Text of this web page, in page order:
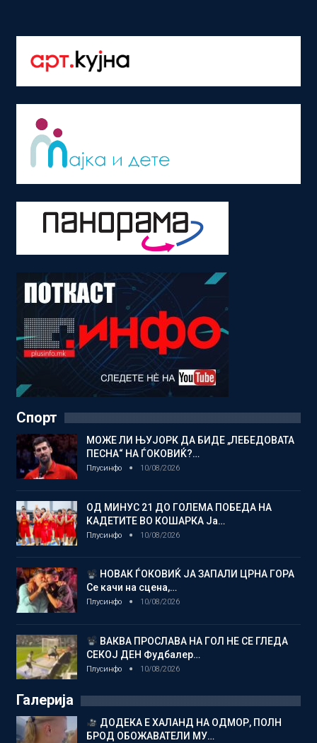
Спорт
МОЖЕ ЛИ ЊУЈОРК ДА БИДЕ „ЛЕБЕДОВАТА
ПЕСНА“ НА ЃОКОВИЌ?…
Плусинфо 10/08/2026
ОД МИНУС 21 ДО ГОЛЕМА ПОБЕДА НА
КАДЕТИТЕ ВО КОШАРКА Ја…
Плусинфо 10/08/2026
НОВАК ЃОКОВИЌ ЈА ЗАПАЛИ ЦРНА ГОРА
Се качи на сцена,…
Плусинфо 10/08/2026
ВАКВА ПРОСЛАВА НА ГОЛ НЕ СЕ ГЛЕДА
СЕКОЈ ДЕН Фудбалер…
Плусинфо 10/08/2026
Галерија
ДОДЕКА Е ХАЛАНД НА ОДМОР, ПОЛН
БРОД ОБОЖАВАТЕЛИ МУ…